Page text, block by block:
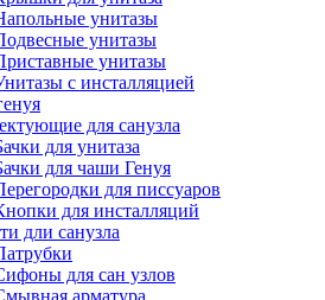
унитазы
унитазы
унитазы
с инсталляцией
для санузла
для унитаза
для чаши Генуя
для писсуаров
для инсталляций
дли санузла
для сан узлов
арматура